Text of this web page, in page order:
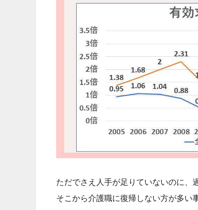
ただでさえ人手が足りていないのに、
そこから介護職に復帰しない方が多い